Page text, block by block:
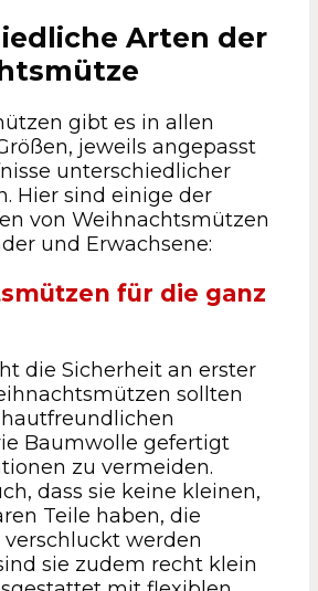
Arten der
gibt es in allen
jeweils angepasst
unterschiedlicher
Hier sind einige der
von Weihnachtsmützen
und Erwachsene:
für die ganz
die Sicherheit an erster
sollten
Baumwolle gefertigt
zu vermeiden.
dass sie keine kleinen,
Teile haben, die
werden
sie zudem recht klein